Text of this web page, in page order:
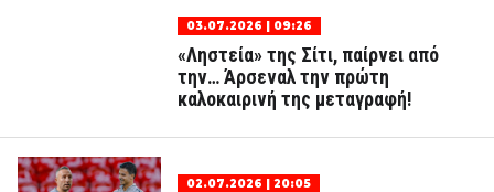
03.07.2026 | 09:26
«Ληστεία» της Σίτι, παίρνει από
την… Άρσεναλ την πρώτη
καλοκαιρινή της μεταγραφή!
02.07.2026 | 20:05